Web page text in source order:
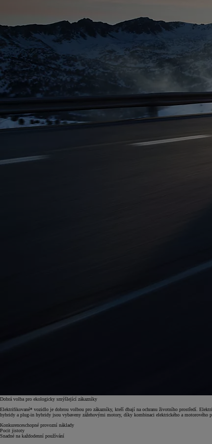
Dobrá volba pro ekologicky smýšlející zákazníky
Elektrifikované* vozidlo je dobrou volbou pro zákazníky, kteří dbají na ochranu životního prostředí.
hybridy a plug-in hybridy jsou vybaveny zážehovými motory, díky kombinaci elektrického a
Konkurenceschopné provozní náklady
Pocit jistoty
Snadné na každodenní používání